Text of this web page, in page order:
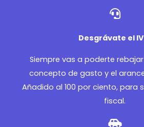
Desgrávate el
Siempre vas a poderte
concepto de gasto y el
Añadido al 100 por ciento, para
fiscal.